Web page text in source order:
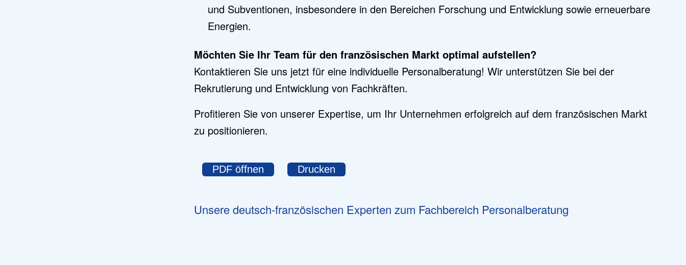
und Subventionen, insbesondere in den Bereichen Forschung und Entwicklung sowie erneuerbare
Energien.
Möchten Sie Ihr Team für den französischen Markt optimal aufstellen?
Kontaktieren Sie uns jetzt für eine individuelle Personalberatung! Wir unterstützen Sie bei der
Rekrutierung und Entwicklung von Fachkräften.
Profitieren Sie von unserer Expertise, um Ihr Unternehmen erfolgreich auf dem französischen Markt
zu positionieren.
PDF öffnen Drucken
Unsere deutsch-französischen Experten zum Fachbereich Personalberatung